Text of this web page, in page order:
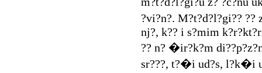
?vi?n?. M?t?d?l?gi??
nj?, k?? i s?mim
?? n? �ir?k?m
sr???, t?�i ud?s, l?k�i